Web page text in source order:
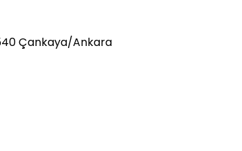
Çankaya/Ankara